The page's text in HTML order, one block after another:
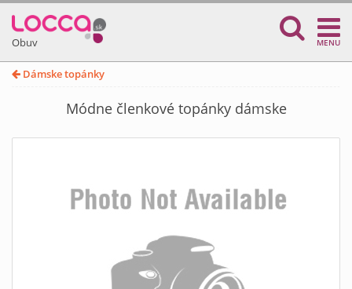
Obuv MENU
Dámske topánky
Módne členkové topánky dámske